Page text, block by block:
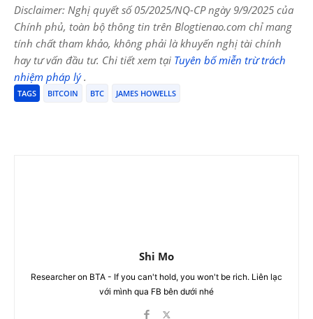
Disclaimer: Nghị quyết số 05/2025/NQ-CP ngày 9/9/2025 của
Chính phủ, toàn bộ thông tin trên Blogtienao.com chỉ mang
tính chất tham khảo, không phải là khuyến nghị tài chính
hay tư vấn đầu tư. Chi tiết xem tại Tuyên bố miễn trừ trách
nhiệm pháp lý.
TAGS BITCOIN BTC JAMES HOWELLS
Shi Mo
Researcher on BTA - If you can't hold, you won't be rich. Liên lạc
với mình qua FB bên dưới nhé